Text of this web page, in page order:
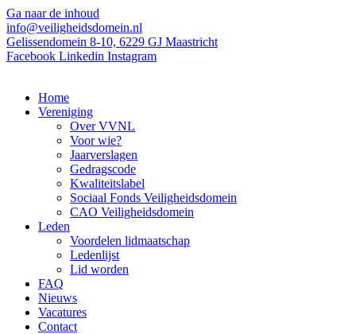
Ga naar de inhoud
info@veiligheidsdomein.nl
Gelissendomein 8-10, 6229 GJ Maastricht
Facebook Linkedin Instagram
Home
Vereniging
Over VVNL
Voor wie?
Jaarverslagen
Gedragscode
Kwaliteitslabel
Sociaal Fonds Veiligheidsdomein
CAO Veiligheidsdomein
Leden
Voordelen lidmaatschap
Ledenlijst
Lid worden
FAQ
Nieuws
Vacatures
Contact